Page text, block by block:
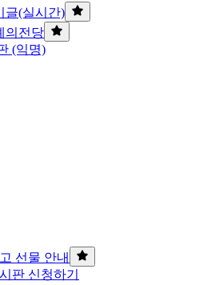
글(실시간)
의전당
(익명)
선물 안내
판 신청하기